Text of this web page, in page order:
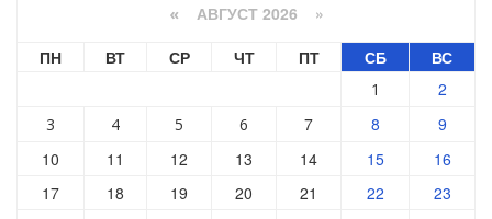
« АВГУСТ 2026 »
ПН
ВТ СР ЧТ ПТ СБ ВС
1 2
3 4 5 6 7 8
9
10
11 12 13 14 15
16
17
18 19 20 21 22
23